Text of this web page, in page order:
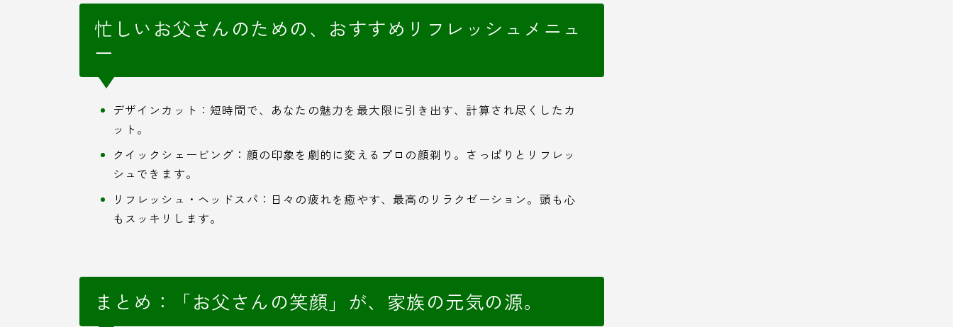
忙しいお父さんのための、おすすめリフレッシュメニュ
ー
デザインカット：短時間で、あなたの魅力を最大限に引き出す、計算され尽くしたカ
ット。
クイックシェービング：顔の印象を劇的に変えるプロの顔剃り。さっぱりとリフレッ
シュできます。
リフレッシュ・ヘッドスパ：日々の疲れを癒やす、最高のリラクゼーション。頭も心
もスッキリします。
まとめ：「お父さんの笑顔」が、家族の元気の源。